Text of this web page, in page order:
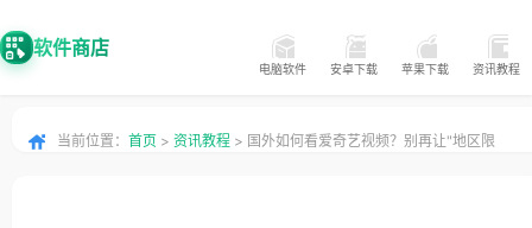
软件商店
电脑软件 安卓下载 苹果下载 资讯教程
当前位置： 首页 > 资讯教程 > 国外如何看爱奇艺视频？别再让"地区限